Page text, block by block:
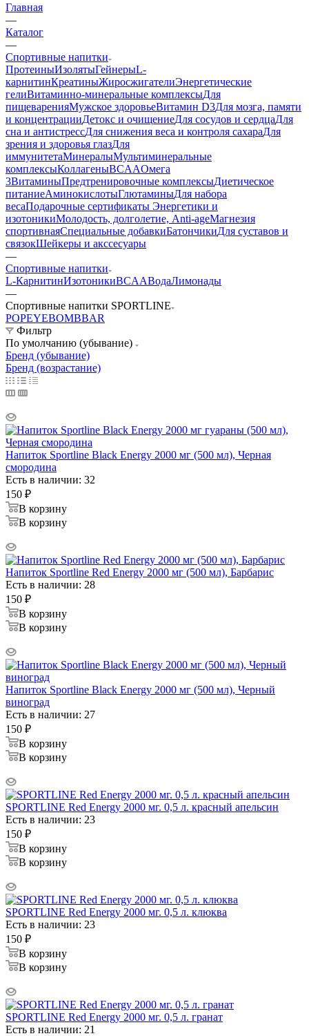
Главная
—
Каталог
—
Спортивные напитки
ПротеиныИзолятыГейнерыL-
карнитинКреатиныЖиросжигателиЭнергетические
гелиВитаминно-минеральные комплексыДля
пищеваренияМужское здоровьеВитамин D3Для мозга, памяти
и концентрацииДетокс и очищениеДля сосудов и сердцаДля
сна и антистрессДля снижения веса и контроля сахараДля
зрения и здоровья глазДля
иммунитетаМинералыМультиминеральные
комплексыКоллагеныBCAAОмега
3ВитаминыПредтренировочные комплексыДиетическое
питаниеАминокислотыГлютаминыДля набора
весаПодарочные сертификаты Энергетики и
изотоникиМолодость, долголетие, Anti-ageМагнезия
спортивнаяСпециальные добавкиБатончикиДля суставов и
связокШейкеры и акссесуары
—
Спортивные напитки
L-КарнитинИзотоникиBCAAВодаЛимонады
—
Спортивные напитки SPORTLINE
POPEYEBOMBBAR
Фильтр
По умолчанию (убывание)
Бренд (убывание)
Бренд (возрастание)
Напиток Sportline Black Energy 2000 мг (500 мл), Черная
смородина
Есть в наличии: 32
150 ₽
В корзину
В корзину
Напиток Sportline Red Energy 2000 мг (500 мл), Барбарис
Есть в наличии: 28
150 ₽
В корзину
В корзину
Напиток Sportline Black Energy 2000 мг (500 мл), Черный
виноград
Есть в наличии: 27
150 ₽
В корзину
В корзину
SPORTLINE Red Energy 2000 мг. 0,5 л. красный апельсин
Есть в наличии: 23
150 ₽
В корзину
В корзину
SPORTLINE Red Energy 2000 мг. 0,5 л. клюква
Есть в наличии: 23
150 ₽
В корзину
В корзину
SPORTLINE Red Energy 2000 мг. 0,5 л. гранат
Есть в наличии: 21